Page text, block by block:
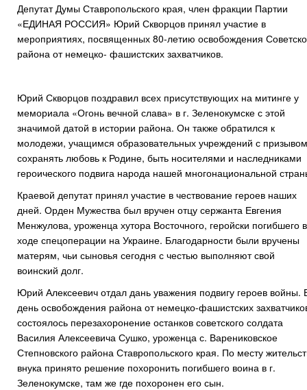
Депутат Думы Ставропольского края, член фракции Партии
«ЕДИНАЯ РОССИЯ» Юрий Скворцов принял участие в
мероприятиях, посвященных 80-летию освобождения
района от немецко- фашистских захватчиков.
Юрий Скворцов поздравил всех присутствующих на митинге у
мемориала «Огонь вечной слава» в г. Зеленокумске с этой
значимой датой в истории района. Он также обратился к
молодежи, учащимся образовательных учреждений с призывом
сохранять любовь к Родине, быть носителями и наследниками
героического подвига народа нашей многонациональной
Краевой депутат принял участие в чествование героев наших
дней. Орден Мужества был вручен отцу сержанта Евгения
Менжулова, уроженца хутора Восточного, геройски погибшего в
ходе спецоперации на Украине. Благодарности были вручены
матерям, чьи сыновья сегодня с честью выполняют свой
воинский долг.
Юрий Алексеевич отдал дань уважения подвигу героев войны.
день освобождения района от немецко-фашистских
состоялось перезахоронение останков советского солдата
Василия Алексеевича Сушко, уроженца с. Варениковское
Степновского района Ставропольского края. По месту
внука принято решение похоронить погибшего воина в г.
Зеленокумске, там же где похоронен его сын.